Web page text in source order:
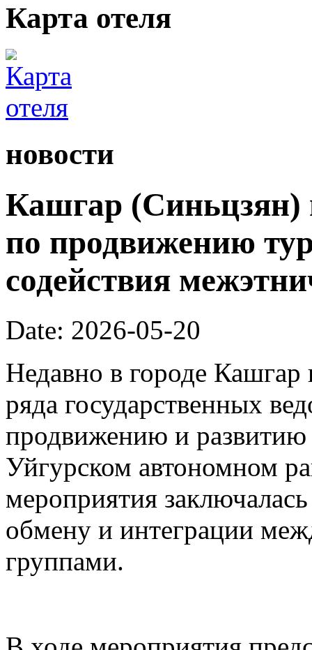
Карта отеля
новости
Кашгар (Синьцзян)
по продвижению
содействия
Date: 2026-05-20
Недавно в городе Кашгар
ряда государственных
продвижению и развитию
Уйгурском автономном
мероприятия
обмену и интеграции
группами.